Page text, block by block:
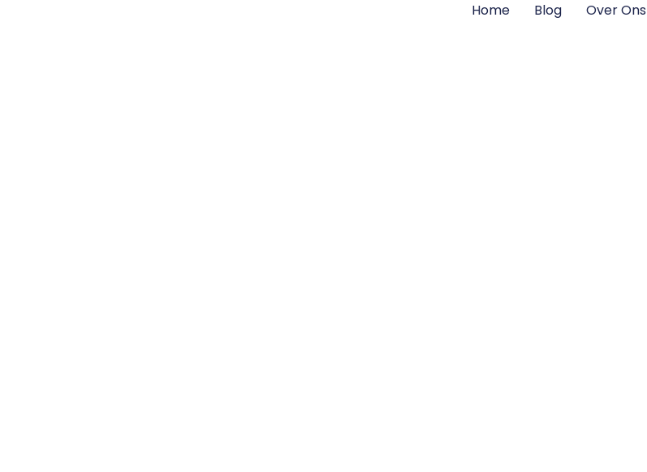
Home Blog Over Ons